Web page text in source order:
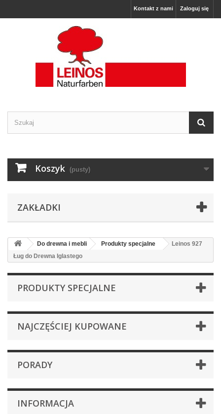
Zaloguj się
Kontakt z nami
Koszyk (pusty)
ZAKŁADKI
Do drewna i mebli Produkty specjalne
Leinos 927
Ług do Drewna Iglastego
PRODUKTY SPECJALNE
NAJCZĘŚCIEJ KUPOWANE
PORADY
INFORMACJA